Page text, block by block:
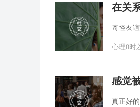
在关
奇怪友
心理0时
感觉
真正好